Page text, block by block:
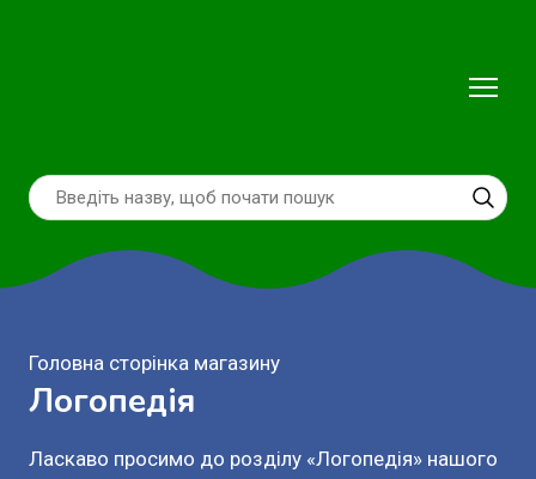
Головна сторінка магазину
Логопедія
Ласкаво просимо до розділу «Логопедія» нашого